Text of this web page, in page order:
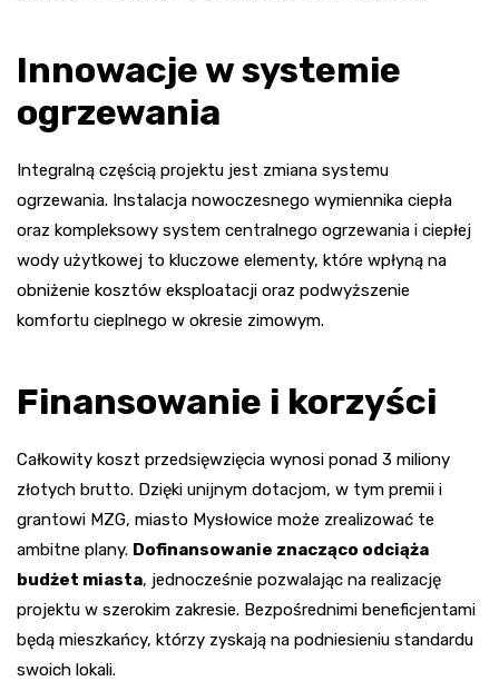
Innowacje w systemie
ogrzewania
Integralną częścią projektu jest zmiana systemu
ogrzewania. Instalacja nowoczesnego wymiennika ciepła
oraz kompleksowy system centralnego ogrzewania i ciepłej
wody użytkowej to kluczowe elementy, które wpłyną na
obniżenie kosztów eksploatacji oraz podwyższenie
komfortu cieplnego w okresie zimowym.
Finansowanie i korzyści
Całkowity koszt przedsięwzięcia wynosi ponad 3 miliony
złotych brutto. Dzięki unijnym dotacjom, w tym premii i
grantowi MZG, miasto Mysłowice może zrealizować te
ambitne plany. Dofinansowanie znacząco odciąża
budżet miasta, jednocześnie pozwalając na realizację
projektu w szerokim zakresie. Bezpośrednimi beneficjentami
będą mieszkańcy, którzy zyskają na podniesieniu standardu
swoich lokali.